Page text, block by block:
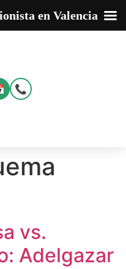
📞
vs.
Adelgazar
en Valencia